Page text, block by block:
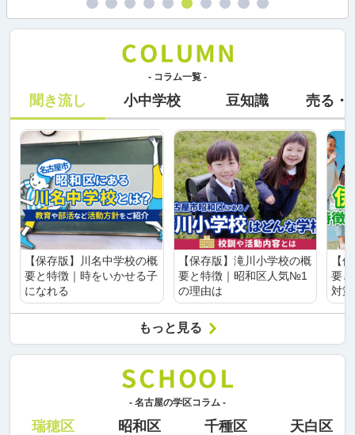
- コラム一覧 -
聞き流し 小中学校 豆知識 売る・
【保存版】川名中学校の概
要と特徴｜時をいかせる子
になれる
【保存版】滝川小学校の概
要と特徴｜昭和区人気№1
の理由は
【
要
対
もっと見る
- 名古屋の学区コラム -
瑞穂区 昭和区 千種区 天白区